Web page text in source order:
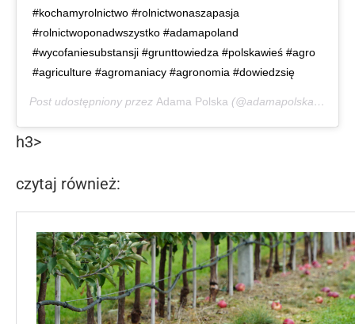
#kochamyrolnictwo #rolnictwonaszapasja
#rolnictwoponadwszystko #adamapoland
#wycofaniesubstansji #grunttowiedza #polskawieś #agro
#agriculture #agromaniacy #agronomia #dowiedzsię
Post udostępniony przez Adama Polska (@adamapolska)
h3>
czytaj również: